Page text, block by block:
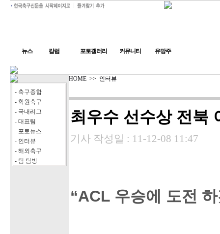
뉴스 칼럼 포토갤러리 커뮤니티 유망주
- 축구종합
- 학원축구
- 국내리그
- 대표팀
- 포토뉴스
- 인터뷰
- 해외축구
- 팀 탐방
HOME >> 인터뷰
최우수 선수상 전북
기사 작성일 : 11-12-08 11:47
“ACL 우승에 도전